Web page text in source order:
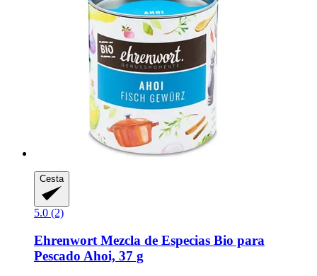
Cesta
5.0 (2)
Ehrenwort Mezcla de Especias Bio para
Pescado Ahoi, 37 g